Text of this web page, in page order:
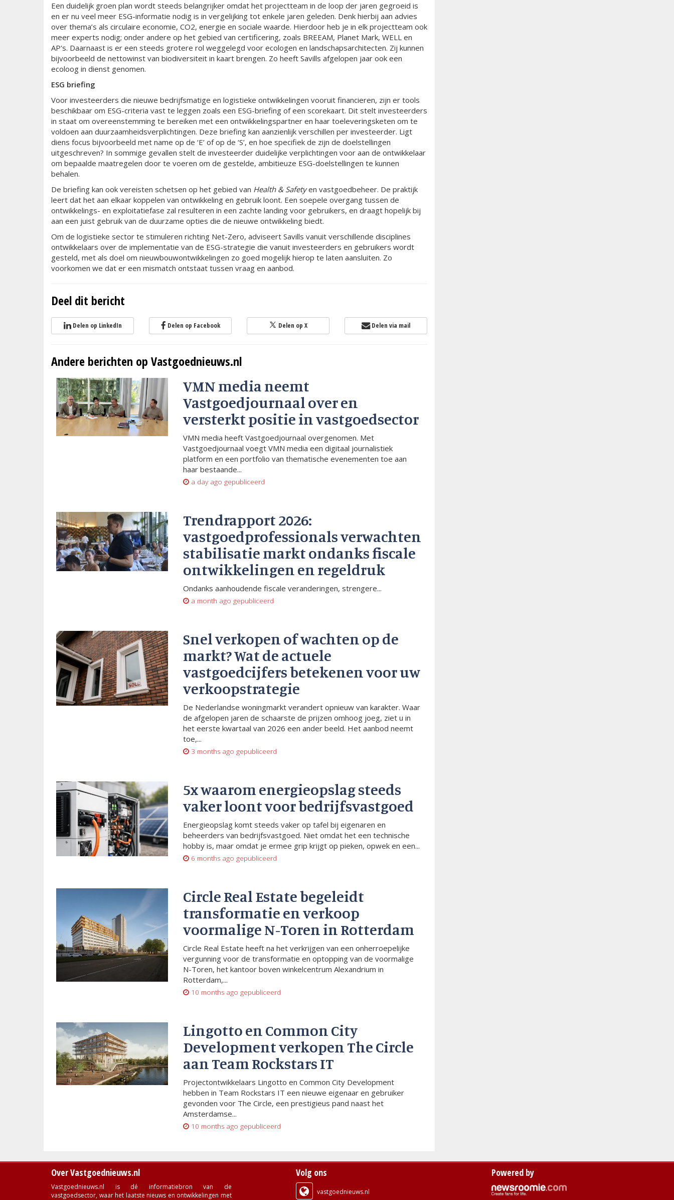
Een duidelijk groen plan wordt steeds belangrijker omdat het projectteam in de loop der jaren gegroeid is
en er nu veel meer ESG-informatie nodig is in vergelijking tot enkele jaren geleden. Denk hierbij aan advies
over thema’s als circulaire economie, CO2, energie en sociale waarde. Hierdoor heb je in elk projectteam ook
meer experts nodig; onder andere op het gebied van certificering, zoals BREEAM, Planet Mark, WELL en
AP's. Daarnaast is er een steeds grotere rol weggelegd voor ecologen en landschapsarchitecten. Zij kunnen
bijvoorbeeld de nettowinst van biodiversiteit in kaart brengen. Zo heeft Savills afgelopen jaar ook een
ecoloog in dienst genomen.
ESG briefing
Voor investeerders die nieuwe bedrijfsmatige en logistieke ontwikkelingen vooruit financieren, zijn er tools
beschikbaar om ESG-criteria vast te leggen zoals een ESG-briefing of een scorekaart. Dit stelt investeerders
in staat om overeenstemming te bereiken met een ontwikkelingspartner en haar toeleveringsketen om te
voldoen aan duurzaamheidsverplichtingen. Deze briefing kan aanzienlijk verschillen per investeerder. Ligt
diens focus bijvoorbeeld met name op de ‘E’ of op de ‘S’, en hoe specifiek de zijn de doelstellingen
uitgeschreven? In sommige gevallen stelt de investeerder duidelijke verplichtingen voor aan de ontwikkelaar
om bepaalde maatregelen door te voeren om de gestelde, ambitieuze ESG-doelstellingen te kunnen
behalen.
De briefing kan ook vereisten schetsen op het gebied van Health & Safetyen vastgoedbeheer. De praktijk
leert dat het aan elkaar koppelen van ontwikkeling en gebruik loont. Een soepele overgang tussen de
ontwikkelings- en exploitatiefase zal resulteren in een zachte landing voor gebruikers, en draagt hopelijk bij
aan een juist gebruik van de duurzame opties die de nieuwe ontwikkeling biedt.
Om de logistieke sector te stimuleren richting Net-Zero, adviseert Savills vanuit verschillende disciplines
ontwikkelaars over de implementatie van de ESG-strategie die vanuit investeerders en gebruikers wordt
gesteld, met als doel om nieuwbouwontwikkelingen zo goed mogelijk hierop te laten aansluiten. Zo
voorkomen we dat er een mismatch ontstaat tussen vraag en aanbod.
Deel dit bericht
Delen op LinkedIn Delen op Facebook Delen op X Delen via mail
Andere berichten op Vastgoednieuws.nl
VMN media neemt
Vastgoedjournaal over en
versterkt positie in vastgoedsector
VMN media heeft Vastgoedjournaal overgenomen. Met
Vastgoedjournaal voegt VMN media een digitaal journalistiek
platform en een portfolio van thematische evenementen toe aan
haar bestaande...
a day ago gepubliceerd
Trendrapport 2026:
vastgoedprofessionals verwachten
stabilisatie markt ondanks fiscale
ontwikkelingen en regeldruk
Ondanks aanhoudende fiscale veranderingen, strengere...
a month ago gepubliceerd
Snel verkopen of wachten op de
markt? Wat de actuele
vastgoedcijfers betekenen voor uw
verkoopstrategie
De Nederlandse woningmarkt verandert opnieuw van karakter. Waar
de afgelopen jaren de schaarste de prijzen omhoog joeg, ziet u in
het eerste kwartaal van 2026 een ander beeld. Het aanbod neemt
toe,...
3 months ago gepubliceerd
5x waarom energieopslag steeds
vaker loont voor bedrijfsvastgoed
Energieopslag komt steeds vaker op tafel bij eigenaren en
beheerders van bedrijfsvastgoed. Niet omdat het een technische
hobby is, maar omdat je ermee grip krijgt op pieken, opwek en een...
6 months ago gepubliceerd
Circle Real Estate begeleidt
transformatie en verkoop
voormalige N-Toren in Rotterdam
Circle Real Estate heeft na het verkrijgen van een onherroepelijke
vergunning voor de transformatie en optopping van de voormalige
N-Toren, het kantoor boven winkelcentrum Alexandrium in
Rotterdam,...
10 months ago gepubliceerd
Lingotto en Common City
Development verkopen The Circle
aan Team Rockstars IT
Projectontwikkelaars Lingotto en Common City Development
hebben in Team Rockstars IT een nieuwe eigenaar en gebruiker
gevonden voor The Circle, een prestigieus pand naast het
Amsterdamse...
10 months ago gepubliceerd
Over Vastgoednieuws.nl
Vastgoednieuws.nl is dé informatiebron van de
vastgoedsector, waar het laatste nieuws en ontwikkelingen met
Volg ons
vastgoednieuws.nl
Powered by